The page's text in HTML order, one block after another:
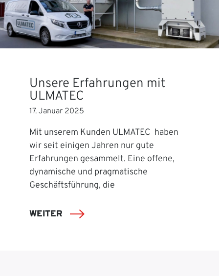
Unsere Erfahrungen mit
ULMATEC
17. Januar 2025
Mit unserem Kunden ULMATEC haben
wir seit einigen Jahren nur gute
Erfahrungen gesammelt. Eine offene,
dynamische und pragmatische
Geschäftsführung, die
WEITER